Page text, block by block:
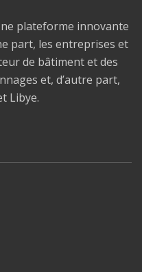
plateforme innovante
part, les entreprises et
de bâtiment et des
et, d’autre part,
Libye.